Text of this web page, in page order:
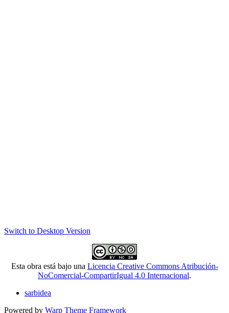
Switch to Desktop Version
Esta obra está bajo una Licencia Creative Commons Atribución-
NoComercial-CompartirIgual 4.0 Internacional.
sarbidea
Powered by Warp Theme Framework